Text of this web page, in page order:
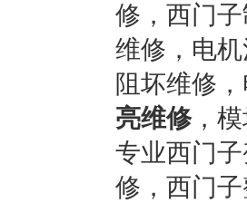
修，西门
维修，电
阻坏维修
亮维修，
专业西门
修，西门